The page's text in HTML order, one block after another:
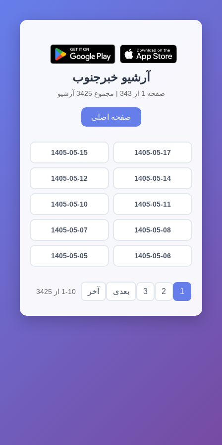
آرشیو خبرجنوب
صفحه 1 از 343 | مجموع 3425 آرشیو
صفحه اصلی
1405-05-17
1405-05-15
1405-05-14
1405-05-12
1405-05-11
1405-05-10
1405-05-08
1405-05-07
1405-05-06
1405-05-05
1
2
3 بعدی آخر 1-10 از 3425